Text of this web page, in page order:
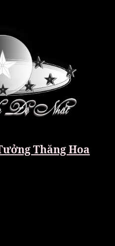
Thăng Hoa